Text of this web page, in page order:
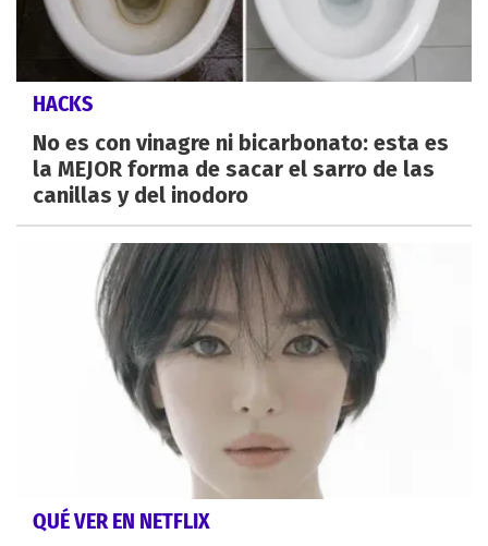
HACKS
No es con vinagre ni bicarbonato: esta es
la MEJOR forma de sacar el sarro de las
canillas y del inodoro
QUÉ VER EN NETFLIX